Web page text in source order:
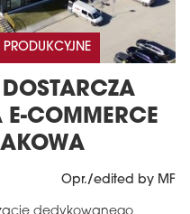
E-COMMERCE
Opr./edited by MF